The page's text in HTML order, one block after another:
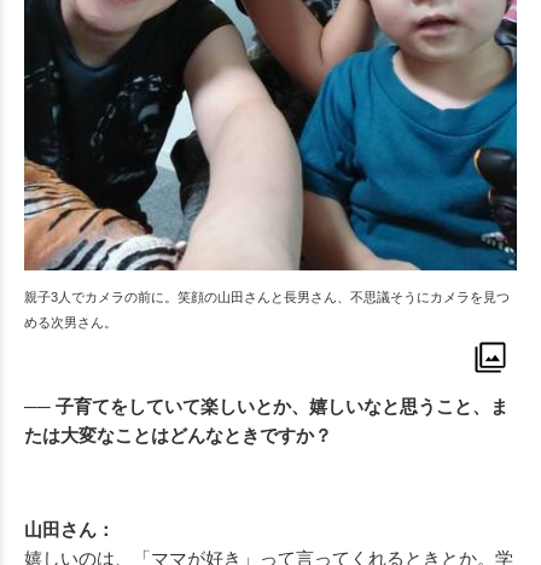
親子3人でカメラの前に。笑顔の山田さんと長男さん、不思議そうにカメラを見つ
める次男さん。
── 子育てをしていて楽しいとか、嬉しいなと思うこと、ま
たは大変なことはどんなときですか？
山田さん：
嬉しいのは、「ママが好き」って言ってくれるときとか。学